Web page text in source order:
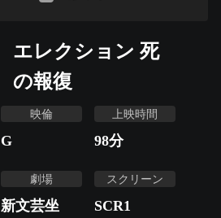
エレクション 死
の報復
映倫
G
上映時間
98分
劇場
新文芸坐
スクリーン
SCR1